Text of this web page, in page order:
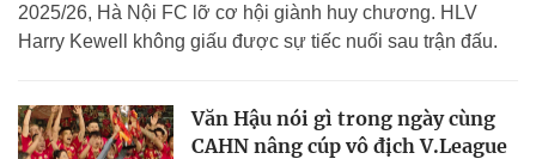
2025/26, Hà Nội FC lỡ cơ hội giành huy chương. HLV
Harry Kewell không giấu được sự tiếc nuối sau trận đấu.
Văn Hậu nói gì trong ngày cùng
CAHN nâng cúp vô địch V.League